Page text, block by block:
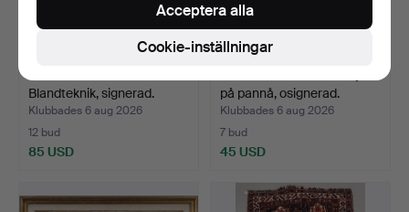
Blandteknik, signerad.
Klubbades 6 aug 2026
12 bud
85 USD
på pannå, osignerad.
Klubbades 6 aug 2026
7 bud
45 USD
Cookie-inställningar
Acceptera alla